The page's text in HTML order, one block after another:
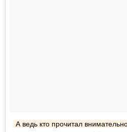
А ведь кто прочитал